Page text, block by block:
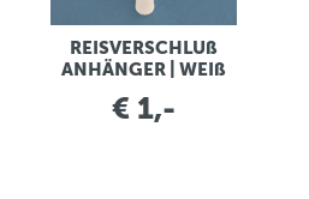
REISVERSCHLUß
ANHÄNGER | WEIß
€ 1,-